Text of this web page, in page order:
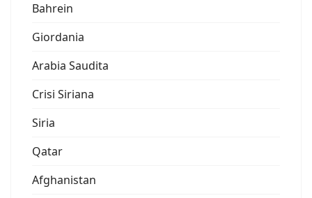
Bahrein
Giordania
Arabia Saudita
Crisi Siriana
Siria
Qatar
Afghanistan